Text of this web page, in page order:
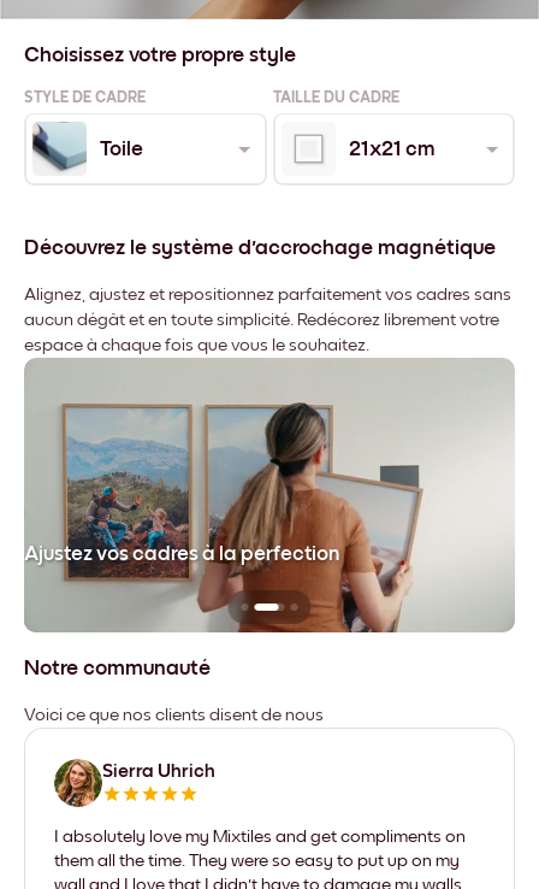
Choisissez votre propre style
STYLE DE CADRE TAILLE DU CADRE
Toile 21x21 cm
Découvrez le système d'accrochage magnétique
Alignez, ajustez et repositionnez parfaitement vos cadres sans
aucun dégât et en toute simplicité. Redécorez librement votre
espace à chaque fois que vous le souhaitez.
Ajustez vos cadres à la perfection
Notre communauté
Voici ce que nos clients disent de nous
Sierra Uhrich
I absolutely love my Mixtiles and get compliments on
them all the time. They were so easy to put up on my
wall and I love that I didn't have to damage my walls